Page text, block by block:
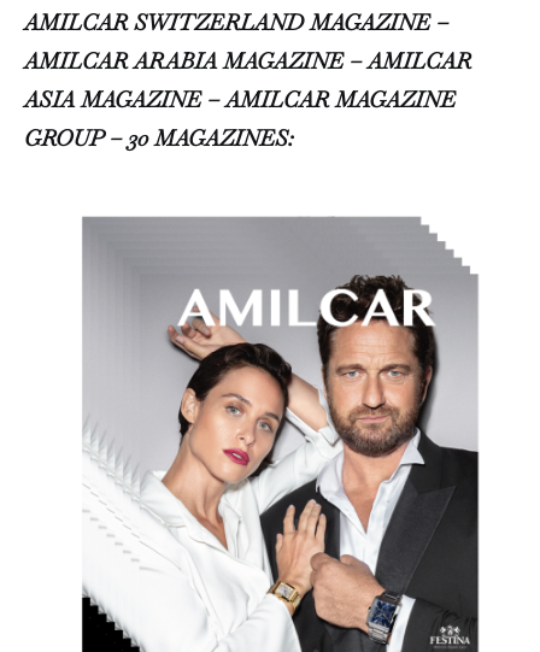
AMILCAR SWITZERLAND MAGAZINE –
AMILCAR ARABIA MAGAZINE – AMILCAR
ASIA MAGAZINE – AMILCAR MAGAZINE
GROUP – 30 MAGAZINES: